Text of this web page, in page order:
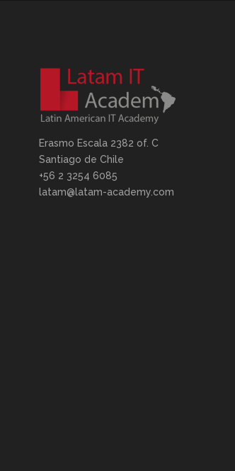
Erasmo Escala 2382 of. C
Santiago de Chile
+56 2 3254 6085
latam@latam-academy.com